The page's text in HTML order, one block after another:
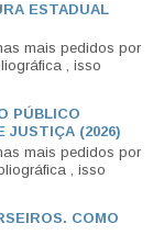
ESTADUAL
mais pedidos por
, isso
PÚBLICO
JUSTIÇA (2026)
mais pedidos por
, isso
COMO